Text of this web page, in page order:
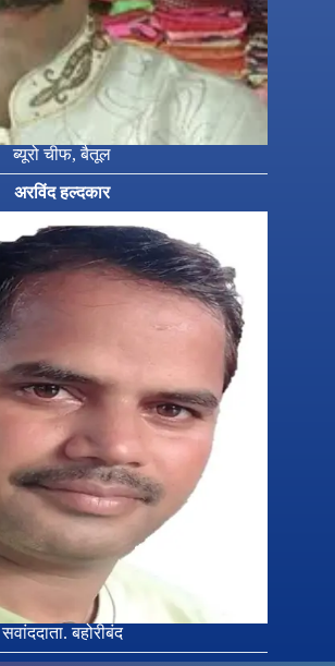
ब्यूरो चीफ, बैतूल
अरविंद हल्दकार
सवांददाता. बहोरीबंद